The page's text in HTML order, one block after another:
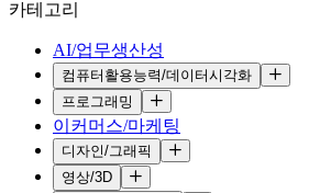
카테고리
AI/업무생산성
컴퓨터활용능력/데이터시각화
프로그래밍
이커머스/마케팅
디자인/그래픽
영상/3D